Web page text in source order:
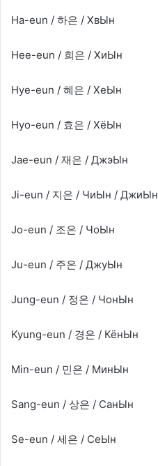
Ha-eun / 하은 / ХвЫн
Hee-eun / 희은 / ХиЫн
Hye-eun / 혜은 / ХеЫн
Hyo-eun / 효은 / ХёЫн
Jae-eun / 재은 / ДжэЫн
Ji-eun / 지은 / ЧиЫн / ДжиЫн
Jo-eun / 조은 / ЧоЫн
Ju-eun / 주은 / ДжуЫн
Jung-eun / 정은 / ЧонЫн
Kyung-eun / 경은 / КёнЫн
Min-eun / 민은 / МинЫн
Sang-eun / 상은 / СанЫн
Se-eun / 세은 / СеЫн